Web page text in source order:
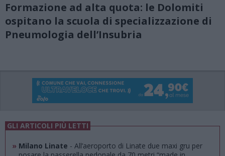
Formazione ad alta quota: le Dolomiti
ospitano la scuola di specializzazione di
Pneumologia dell’Insubria
GLI ARTICOLI PIÙ LETTI
» Milano Linate - All’aeroporto di Linate due maxi gru per